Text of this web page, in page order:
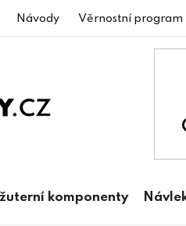
Návody Věrnostní program
komponenty